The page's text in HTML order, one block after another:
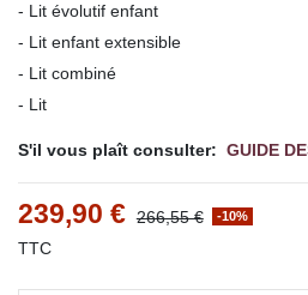
- Lit évolutif enfant
- Lit enfant extensible
- Lit combiné
- Lit
S'il vous plaît consulter: GUIDE
239,90 € 266,55 € -10%
TTC